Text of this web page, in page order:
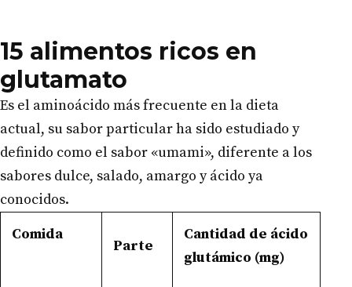
15 alimentos ricos en
glutamato
Es el aminoácido más frecuente en la dieta
actual, su sabor particular ha sido estudiado y
definido como el sabor «umami», diferente a los
sabores dulce, salado, amargo y ácido ya
conocidos.
Comida
Parte
Cantidad de ácido
glutámico (mg)